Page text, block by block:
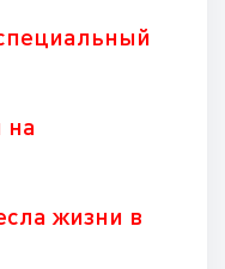
на
жизни в